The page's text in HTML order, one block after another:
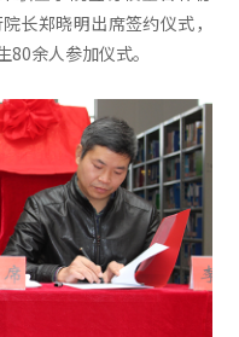
长郑晓明出席签约仪式，
余人参加仪式。